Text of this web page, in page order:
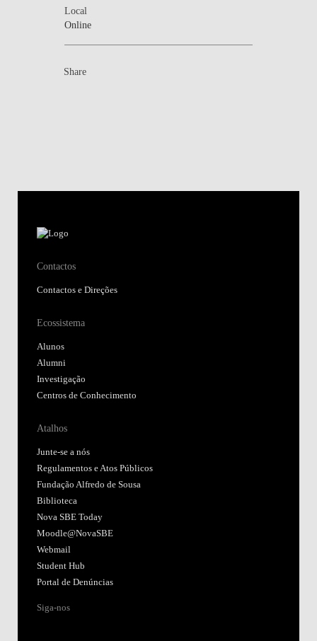
Local
Online
Share
Contactos
Contactos e Direções
Ecossistema
Alunos
Alumni
Investigação
Centros de Conhecimento
Atalhos
Junte-se a nós
Regulamentos e Atos Públicos
Fundação Alfredo de Sousa
Biblioteca
Nova SBE Today
Moodle@NovaSBE
Webmail
Student Hub
Portal de Denúncias
Siga-nos